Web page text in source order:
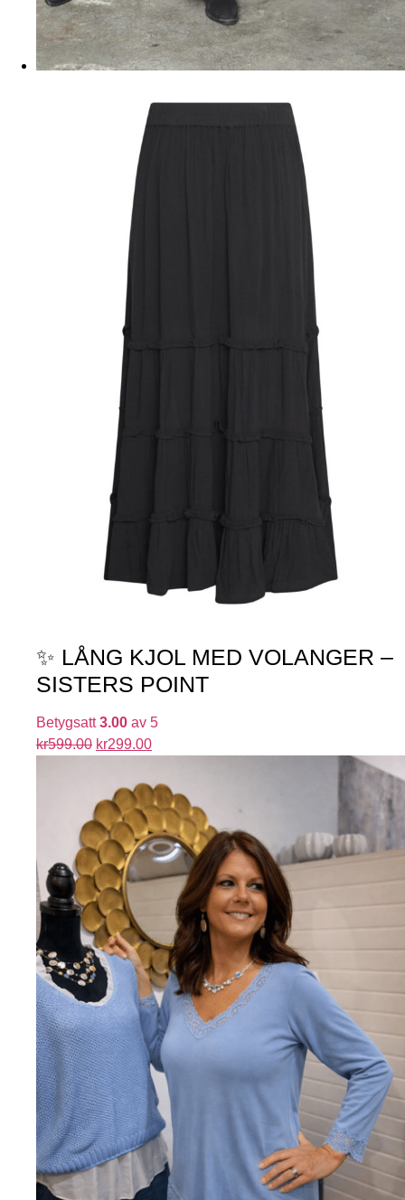
✨ LÅNG KJOL MED VOLANGER –
SISTERS POINT
Betygsatt3.00 av 5
kr599.00 kr299.00